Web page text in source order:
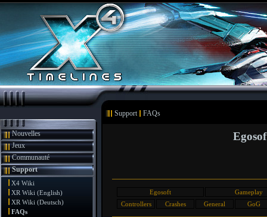
Support FAQs
Nouvelles
Jeux
Communauté
Support
X4 Wiki
XR Wiki (English)
XR Wiki (Deutsch)
FAQs
Egosoft
Gameplay
Controllers
Crashes General GoG